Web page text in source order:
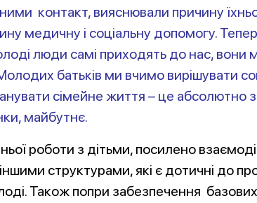
контакт, вияснювали причину
медичну і соціальну допомогу.
люди самі приходять до нас,
батьків ми вчимо вирішувати
сімейне життя – це абсолютно
майбутнє.
роботи з дітьми, посилено
структурами, які є дотичні до
Також попри забезпечення базових